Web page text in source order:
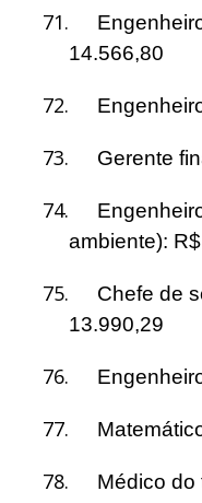
71.
14.566,80
72.
73. Gerente
74.
ambiente):
75.
Chefe de
13.990,29
76.
77.
78. Médico do